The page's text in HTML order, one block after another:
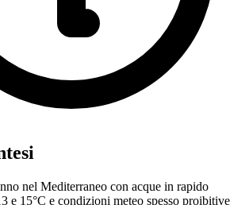
nel Mediterraneo con acque in rapido
e 15°C e condizioni meteo spesso proibitive